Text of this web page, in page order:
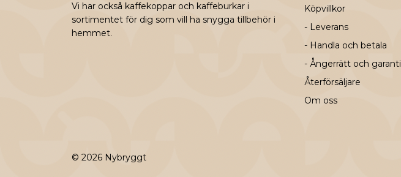
Vi har också kaffekoppar och kaffeburkar i
sortimentet för dig som vill ha snygga tillbehör i
hemmet.
Köpvillkor
- Leverans
- Handla och betala
- Ångerrätt och garanti
Återförsäljare
Om oss
© 2026 Nybryggt